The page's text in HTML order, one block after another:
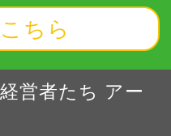
ちら
営者たち アー